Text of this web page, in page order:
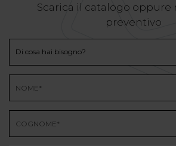
Scarica il catalogo oppure
preventivo